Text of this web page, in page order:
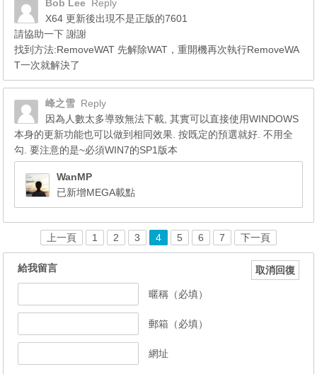
Bob Lee Reply
X64 更新後出現不是正版的7601
請協助一下 謝謝
找到方法:RemoveWAT 先解除WAT，重開機再次執行RemoveWA
T一次就解決了
峰之雪 Reply
因為人數太多導致無法下載, 其實可以直接使用WINDOWS
本身的更新功能也可以做到相同效果. 按既定的預選就好. 不用全
勾. 要注意的是~必須WIN7的SP1版本
WanMP
已新增MEGA載點
上一頁 1 2 3 4 5 6 7 下一頁
給我留言 取消回復
暱稱（必填）
郵箱（必填）
網址